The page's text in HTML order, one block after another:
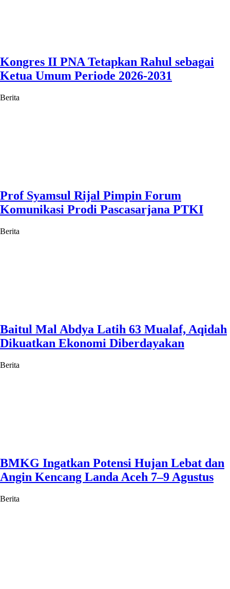
Kongres II PNA Tetapkan Rahul sebagai
Ketua Umum Periode 2026-2031
Berita
Prof Syamsul Rijal Pimpin Forum
Komunikasi Prodi Pascasarjana PTKI
Berita
Baitul Mal Abdya Latih 63 Mualaf, Aqidah
Dikuatkan Ekonomi Diberdayakan
Berita
BMKG Ingatkan Potensi Hujan Lebat dan
Angin Kencang Landa Aceh 7–9 Agustus
Berita